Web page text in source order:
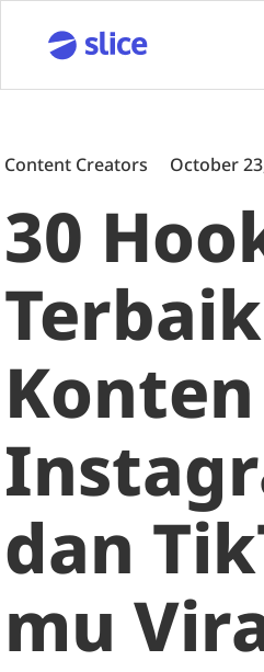
Content Creators October
30
Konten
dan
mu